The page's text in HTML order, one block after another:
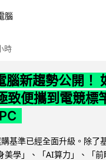
腦
時
新趨勢公開！
便攜到電競標
基準已經全面升級。除了
美學」、「AI算力」、「